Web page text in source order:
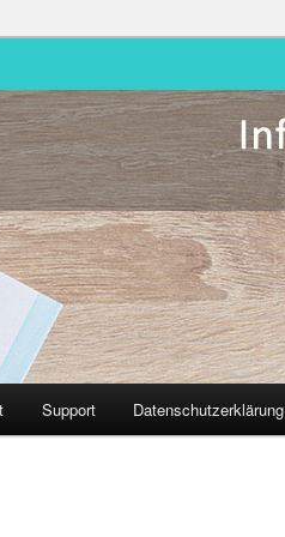
Support Datenschutzerklärung